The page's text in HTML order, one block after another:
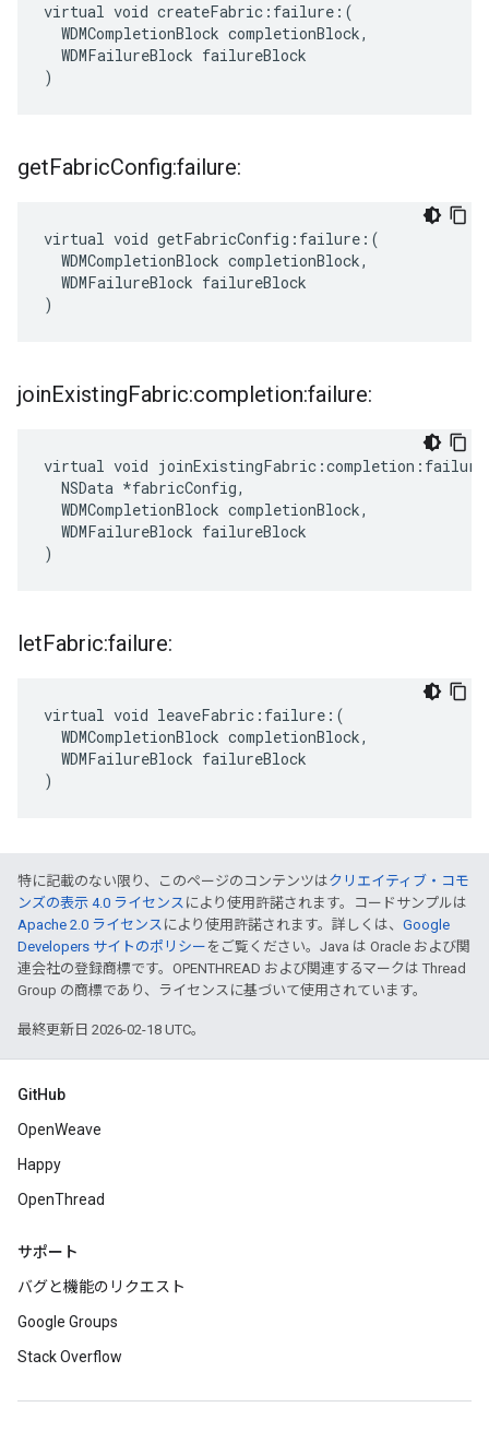
virtual void createFabric:failure:(
  WDMCompletionBlock completionBlock,
  WDMFailureBlock failureBlock
)
getFabricConfig:failure:
virtual void getFabricConfig:failure:(
  WDMCompletionBlock completionBlock,
  WDMFailureBlock failureBlock
)
joinExistingFabric:completion:failure:
virtual void
  NSData *fabricConfig,
  WDMCompletionBlock completionBlock,
  WDMFailureBlock failureBlock
)
letFabric:failure:
virtual void leaveFabric:failure:(
  WDMCompletionBlock completionBlock,
  WDMFailureBlock failureBlock
)
特に記載のない限り、このページのコンテンツはクリエイティブ・コモ
ンズの表示 4.0 ライセンス により使用許諾されます。コードサンプルは
Apache 2.0 ライセンス により使用許諾されます。詳しくは、 Google
Developers サイトのポリシー をご覧ください。Java は Oracle および関
連会社の登録商標です。OPENTHREAD および関連するマークは Thread
Group の商標であり、ライセンスに基づいて使用されています。
最終更新日 2026-02-18 UTC。
GitHub
OpenWeave
Happy
OpenThread
サポート
バグと機能のリクエスト
Google Groups
Stack Overflow